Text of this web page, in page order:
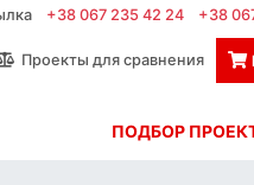
+38 067 235 42 24 +38
Проекты для сравнения
ПОДБОР